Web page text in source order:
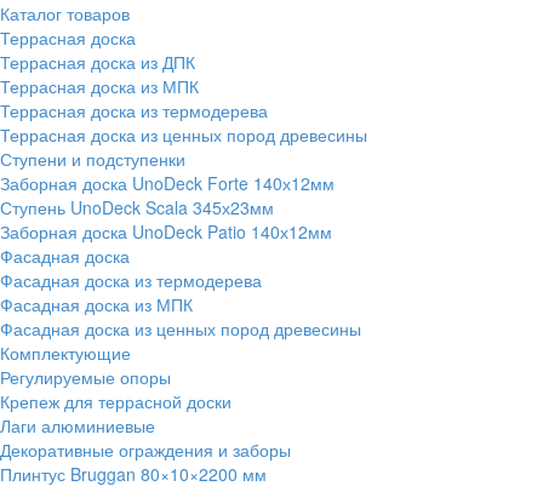
Каталог товаров
Террасная доска
Террасная доска из ДПК
Террасная доска из МПК
Террасная доска из термодерева
Террасная доска из ценных пород древесины
Ступени и подступенки
Заборная доска UnoDeck Forte 140х12мм
Ступень UnoDeck Scala 345х23мм
Заборная доска UnoDeck Patio 140х12мм
Фасадная доска
Фасадная доска из термодерева
Фасадная доска из МПК
Фасадная доска из ценных пород древесины
Комплектующие
Регулируемые опоры
Крепеж для террасной доски
Лаги алюминиевые
Декоративные ограждения и заборы
Плинтус Bruggan 80×10×2200 мм